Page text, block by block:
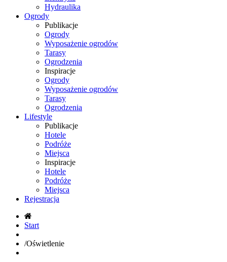
Hydraulika
Ogrody
Publikacje
Ogrody
Wyposażenie ogrodów
Tarasy
Ogrodzenia
Inspiracje
Ogrody
Wyposażenie ogrodów
Tarasy
Ogrodzenia
Lifestyle
Publikacje
Hotele
Podróże
Miejsca
Inspiracje
Hotele
Podróże
Miejsca
Rejestracja
Start
/Oświetlenie